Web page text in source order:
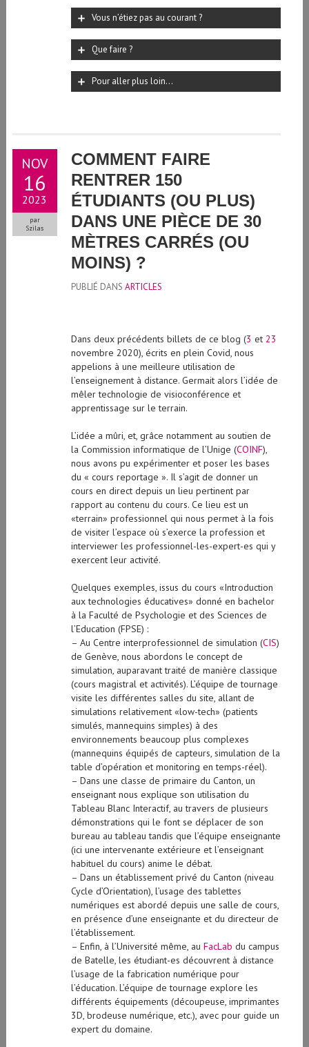
Vous n’étiez pas au courant ?
Que faire ?
Pour aller plus loin...
NOV
16
2023
par
Szilas
COMMENT FAIRE
RENTRER 150
ÉTUDIANTS (OU PLUS)
DANS UNE PIÈCE DE 30
MÈTRES CARRÉS (OU
MOINS) ?
PUBLIÉ DANS ARTICLES
Dans deux précédents billets de ce blog (3 et 23
novembre 2020), écrits en plein Covid, nous
appelions à une meilleure utilisation de
l’enseignement à distance. Germait alors l’idée de
mêler technologie de visioconférence et
apprentissage sur le terrain.
L’idée a mûri, et, grâce notamment au soutien de
la Commission informatique de l’Unige (COINF),
nous avons pu expérimenter et poser les bases
du « cours reportage ». Il s’agit de donner un
cours en direct depuis un lieu pertinent par
rapport au contenu du cours. Ce lieu est un
«terrain» professionnel qui nous permet à la fois
de visiter l’espace où s’exerce la profession et
interviewer les professionnel-les-expert-es qui y
exercent leur activité.
Quelques exemples, issus du cours «Introduction
aux technologies éducatives» donné en bachelor
à la Faculté de Psychologie et des Sciences de
l’Education (FPSE) :
– Au Centre interprofessionnel de simulation (CIS)
de Genève, nous abordons le concept de
simulation, auparavant traité de manière classique
(cours magistral et activités). L’équipe de tournage
visite les différentes salles du site, allant de
simulations relativement «low-tech» (patients
simulés, mannequins simples) à des
environnements beaucoup plus complexes
(mannequins équipés de capteurs, simulation de la
table d’opération et monitoring en temps-réel).
– Dans une classe de primaire du Canton, un
enseignant nous explique son utilisation du
Tableau Blanc Interactif, au travers de plusieurs
démonstrations qui le font se déplacer de son
bureau au tableau tandis que l’équipe enseignante
(ici une intervenante extérieure et l’enseignant
habituel du cours) anime le débat.
– Dans un établissement privé du Canton (niveau
Cycle d’Orientation), l’usage des tablettes
numériques est abordé depuis une salle de cours,
en présence d’une enseignante et du directeur de
l’établissement.
– Enfin, à l’Université même, au FacLab du campus
de Batelle, les étudiant-es découvrent à distance
l’usage de la fabrication numérique pour
l’éducation. L’équipe de tournage explore les
différents équipements (découpeuse, imprimantes
3D, brodeuse numérique, etc.), avec pour guide un
expert du domaine.